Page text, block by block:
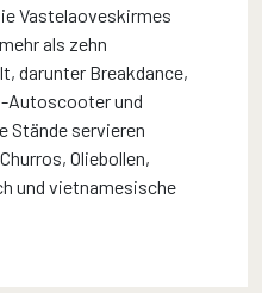
Vastelaoveskirmes
als zehn
darunter Breakdance,
Autoscooter und
Stände servieren
Oliebollen,
und vietnamesische